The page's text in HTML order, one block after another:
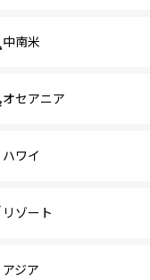
中南米
オセアニア
ハワイ
リゾート
アジア